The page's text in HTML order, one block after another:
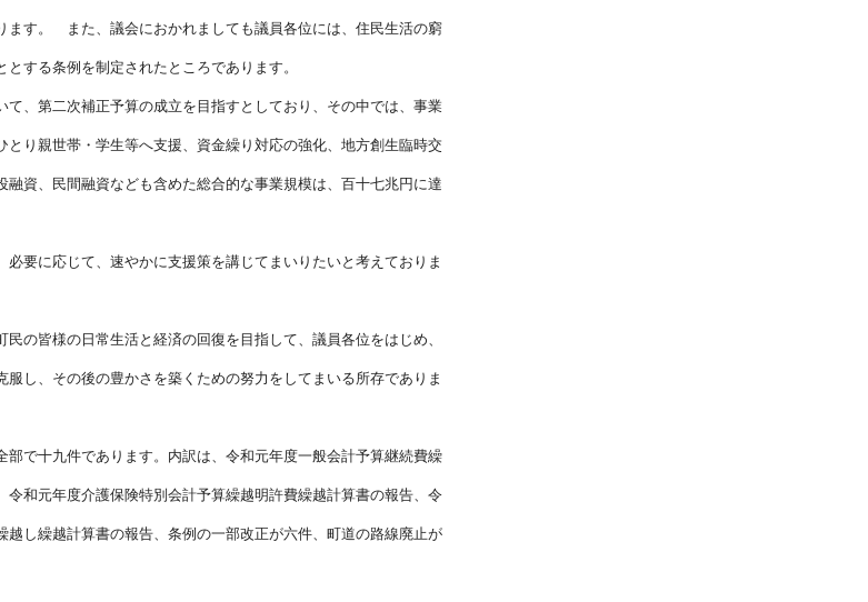
ます。 また、議会におかれましても議員各位には、住民生活の窮
する条例を制定されたところであります。
、第二次補正予算の成立を目指すとしており、その中では、事業
り親世帯・学生等へ支援、資金繰り対応の強化、地方創生臨時交
資、民間融資なども含めた総合的な事業規模は、百十七兆円に達
要に応じて、速やかに支援策を講じてまいりたいと考えておりま
の皆様の日常生活と経済の回復を目指して、議員各位をはじめ、
し、その後の豊かさを築くための努力をしてまいる所存でありま
で十九件であります。内訳は、令和元年度一般会計予算継続費繰
和元年度介護保険特別会計予算繰越明許費繰越計算書の報告、令
し繰越計算書の報告、条例の一部改正が六件、町道の路線廃止が